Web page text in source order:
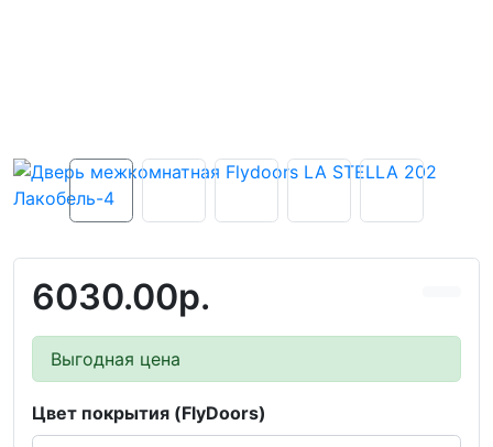
6030.00р.
Выгодная цена
Цвет покрытия (FlyDoors)